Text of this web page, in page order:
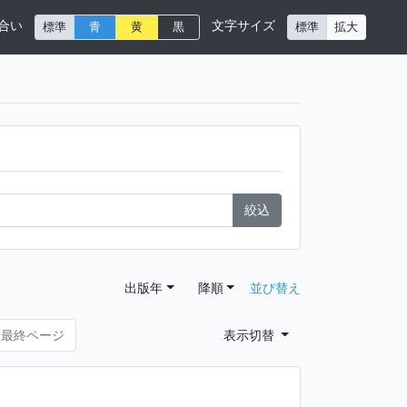
い 標準 青 黄 黒 文字サイズ 標準 拡大
絞込
出版年 降順 並び替え
最終ページ 表示切替